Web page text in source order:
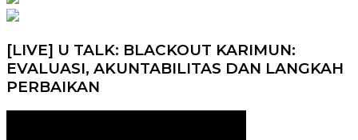
[LIVE] U TALK: BLACKOUT KARIMUN:
EVALUASI, AKUNTABILITAS DAN LANGKAH
PERBAIKAN